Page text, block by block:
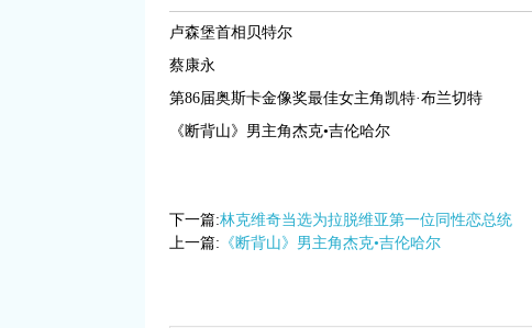
卢森堡首相贝特尔
蔡康永
第86届奥斯卡金像奖最佳女主角凯特·布兰切特
《断背山》男主角杰克•吉伦哈尔
下一篇:林克维奇当选为拉脱维亚第一位同性恋总统
上一篇: 《断背山》男主角杰克•吉伦哈尔